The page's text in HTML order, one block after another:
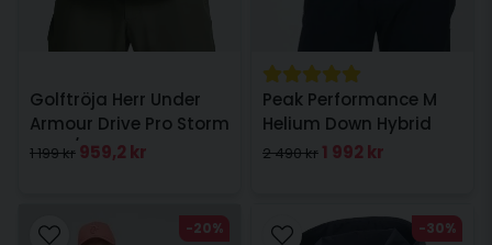
Golftröja Herr Under
Armour Drive Pro Storm
Hyb 1/2 Zip Svart
1 199 kr 959,2 kr
Peak Performance M
Helium Down Hybrid
Jacket Herr Svart
2 490 kr 1 992 kr
-20% -30%